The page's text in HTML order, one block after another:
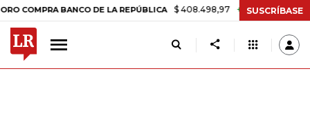
BANCO DE LA REPÚBLICA $ 408.498,97 +$ 8.753,81 +2,19%
SUSCRÍBASE